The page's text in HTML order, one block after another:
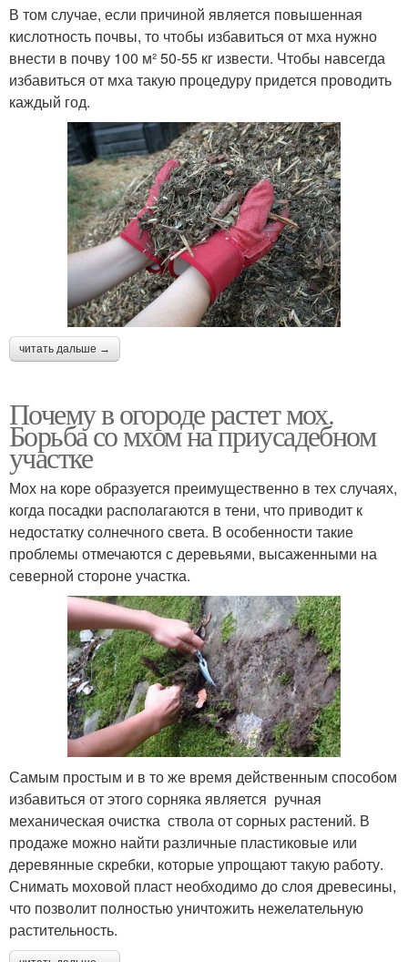
В том случае, если причиной является повышенная
кислотность почвы, то чтобы избавиться от мха нужно
внести в почву 100 м² 50-55 кг извести. Чтобы навсегда
избавиться от мха такую процедуру придется проводить
каждый год.
читать дальше →
Почему в огороде растет мох.
Борьба со мхом на приусадебном
участке
Мох на коре образуется преимущественно в тех случаях,
когда посадки располагаются в тени, что приводит к
недостатку солнечного света. В особенности такие
проблемы отмечаются с деревьями, высаженными на
северной стороне участка.
Самым простым и в то же время действенным способом
избавиться от этого сорняка является ручная
механическая очистка ствола от сорных растений. В
продаже можно найти различные пластиковые или
деревянные скребки, которые упрощают такую работу.
Снимать моховой пласт необходимо до слоя древесины,
что позволит полностью уничтожить нежелательную
растительность.